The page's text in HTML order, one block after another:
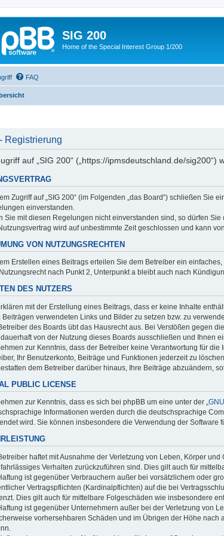
SIG 200
Home of the Special Interest Group 1/200
FAQ
Registrierung
auf „SIG 200“ („https://ipmsdeutschland.de/
Zugriff auf „SIG 200“ (im Folgenden „das Board“) schließen
einverstanden.
Sie mit diesen Regelungen nicht einverstanden sind, so dürfen
wird auf unbestimmte Zeit geschlossen und kann
VON NUTZUNGSRECHTEN
Erstellen eines Beitrags erteilen Sie dem Betreiber ein
nach Punkt 2, Unterpunkt a bleibt auch nach
DES NUTZERS
mit der Erstellung eines Beitrags, dass er keine Inhalte
Beiträgen verwendeten Links und Bilder zu setzen bzw. zu
des Boards übt das Hausrecht aus. Bei Verstößen gegen
von der Nutzung dieses Boards ausschließen und Ihnen
zur Kenntnis, dass der Betreiber keine Verantwortung für
Ihr Benutzerkonto, Beiträge und Funktionen jederzeit zu
dem Betreiber darüber hinaus, Ihre Beiträge abzuändern,
PUBLIC LICENSE
zur Kenntnis, dass es sich bei phpBB um eine unter der „
Informationen werden durch die deutschsprachige
wird. Sie können insbesondere die Verwendung der
haftet mit Ausnahme der Verletzung von Leben, Körper
Verhalten zurückzuführen sind. Dies gilt auch für
ist gegenüber Verbrauchern außer bei vorsätzlichem oder
Vertragspflichten (Kardinalpflichten) auf die bei
Dies gilt auch für mittelbare Folgeschäden wie insbesondere
ist gegenüber Unternehmern außer bei der Verletzung von
vorhersehbaren Schäden und im Übrigen der Höhe